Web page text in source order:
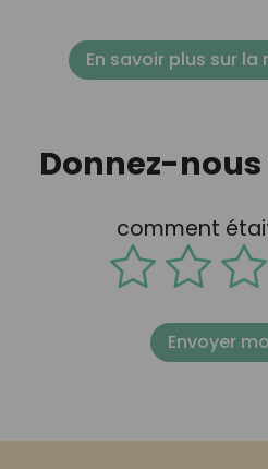
En savoir plus sur la
Donnez-
comment
Envoyer